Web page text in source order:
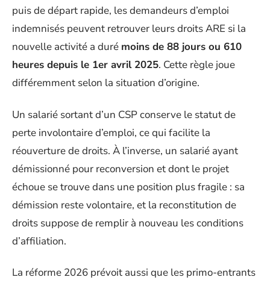
puis de départ rapide, les demandeurs d’emploi
indemnisés peuvent retrouver leurs droits ARE si la
nouvelle activité a duré moins de 88 jours ou 610
heures depuis le 1er avril 2025. Cette règle joue
différemment selon la situation d’origine.
Un salarié sortant d’un CSP conserve le statut de
perte involontaire d’emploi, ce qui facilite la
réouverture de droits. À l’inverse, un salarié ayant
démissionné pour reconversion et dont le projet
échoue se trouve dans une position plus fragile : sa
démission reste volontaire, et la reconstitution de
droits suppose de remplir à nouveau les conditions
d’affiliation.
La réforme 2026 prévoit aussi que les primo-entrants